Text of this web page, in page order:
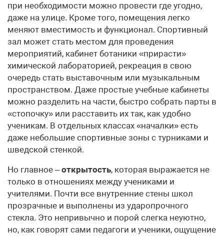
при необходимости можно провести где угодно,
даже на улице. Кроме того, помещения легко
меняют вместимость и функционал. Спортивный
зал может стать местом для проведения
мероприятий, кабинет ботаники «прирасти»
химической лабораторией, рекреация в свою
очередь стать выставочным или музыкальным
пространством. Даже простые учебные кабинеты
можно разделить на части, быстро собрать парты в
«стопочку» или расставить их так, как удобно
ученикам. В отдельных классах «началки» есть
даже небольшие спортивные зоны с турниками и
шведской стенкой.
Но главное –открытость, которая выражается не
только в отношениях между учениками и
учителями. Почти все внутренние стены школ
прозрачные и выполнены из ударопрочного
стекла. Это непривычно и порой слегка неуютно,
но, как говорят сами педагоги и ученики, ощущение